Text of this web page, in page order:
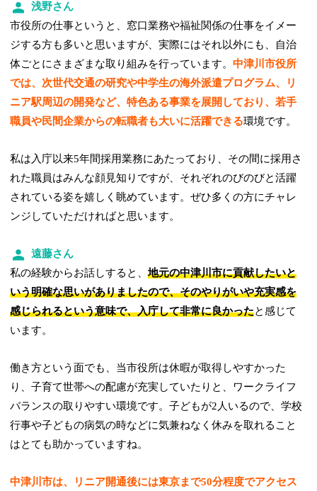
浅野さん
市役所の仕事というと、窓口業務や福祉関係の仕事をイメー
ジする方も多いと思いますが、実際にはそれ以外にも、自治
体ごとにさまざまな取り組みを行っています。中津川市役所
では、次世代交通の研究や中学生の海外派遣プログラム、リ
ニア駅周辺の開発など、特色ある事業を展開しており、若手
職員や民間企業からの転職者も大いに活躍できる環境です。
私は入庁以来5年間採用業務にあたっており、その間に採用さ
れた職員はみんな顔見知りですが、それぞれのびのびと活躍
されている姿を嬉しく眺めています。ぜひ多くの方にチャレ
ンジしていただければと思います。
遠藤さん
私の経験からお話しすると、地元の中津川市に貢献したいと
いう明確な思いがありましたので、そのやりがいや充実感を
感じられるという意味で、入庁して非常に良かったと感じて
います。
働き方という面でも、当市役所は休暇が取得しやすかった
り、子育て世帯への配慮が充実していたりと、ワークライフ
バランスの取りやすい環境です。子どもが2人いるので、学校
行事や子どもの病気の時などに気兼ねなく休みを取れること
はとても助かっていますね。
中津川市は、リニア開通後には東京まで50分程度でアクセス